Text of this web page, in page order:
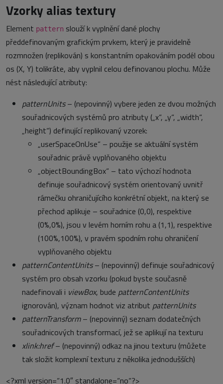
Vzorky alias textury
Element pattern slouží k vyplnění dané plochy
předdefinovaným grafickým prvkem, který je pravidelně
rozmnožen (replikován) s konstantním opakováním podél obou
os (X, Y) tolikráte, aby vyplnil celou definovanou plochu. Může
nést následující atributy:
patternUnits– (nepovinný) vybere jeden ze dvou možných
souřadnicových systémů pro atributy („x“, „y“, „width“,
„height“) definující replikovaný vzorek:
„userSpaceOnUse“ – použije se aktuální systém
souřadnic právě vyplňovaného objektu
„objectBoundingBox“ – tato výchozí hodnota
definuje souřadnicový systém orientovaný uvnitř
rámečku ohraničujícího konkrétní objekt, na který se
přechod aplikuje – souřadnice (0,0), respektive
(0%,0%), jsou v levém horním rohu a (1,1), respektive
(100%,100%), v pravém spodním rohu ohraničení
vyplňovaného objektu
patternContentUnits– (nepovinný) definuje souřadnicový
systém pro obsah vzorku (pokud byste současně
nadefinovali i viewBox, bude patternContentUnits
ignorován), význam hodnot viz atribut patternUnits
patternTransform– (nepovinný) seznam dodatečných
souřadnicových transformací, jež se aplikují na texturu
xlink:href– (nepovinný) odkaz na jinou texturu (můžete
tak složit komplexní texturu z několika jednodušších)
<?xml version=“1.0″ standalone=“no“?>